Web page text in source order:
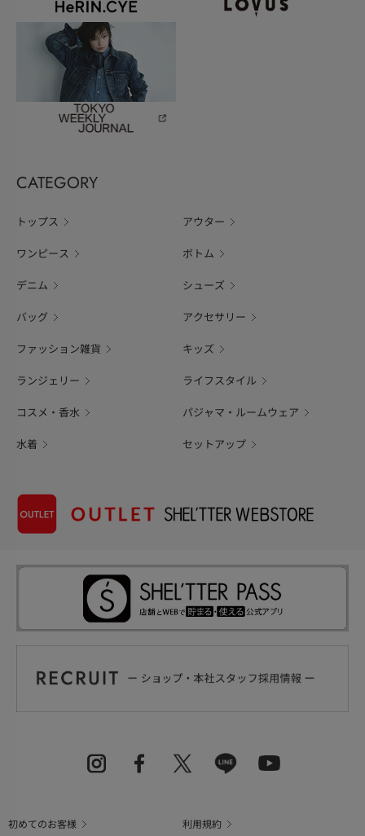
CATEGORY
トップス アウター
ワンピース ボトム
デニム シューズ
バッグ アクセサリー
ファッション雑貨 キッズ
ランジェリー ライフスタイル
コスメ・香水 パジャマ・ルームウェア
水着 セットアップ
初めてのお客様 利用規約